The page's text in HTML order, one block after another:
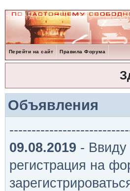
Перейти на сайт Правила Форума
Объявления
09.08.2019 - Ввиду
регистрация на